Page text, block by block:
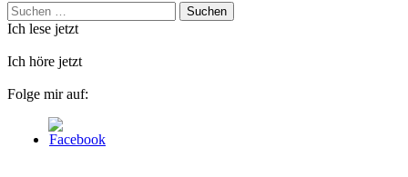
Suchen
nach:
Ich lese jetzt
Ich höre jetzt
Folge mir auf: